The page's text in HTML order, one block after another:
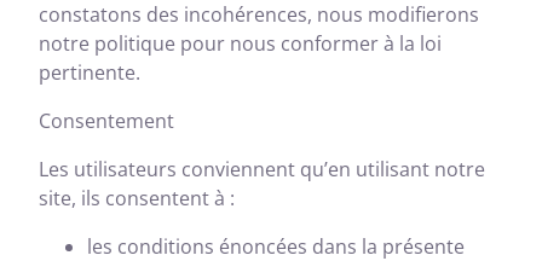
constatons des incohérences, nous modifierons
notre politique pour nous conformer à la loi
pertinente.
Consentement
Les utilisateurs conviennent qu’en utilisant notre
site, ils consentent à :
les conditions énoncées dans la présente